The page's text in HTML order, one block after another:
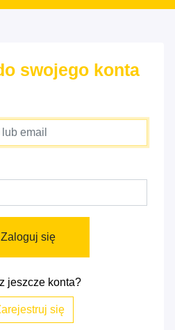
swojego konta
Zaloguj się
jeszcze konta?
się